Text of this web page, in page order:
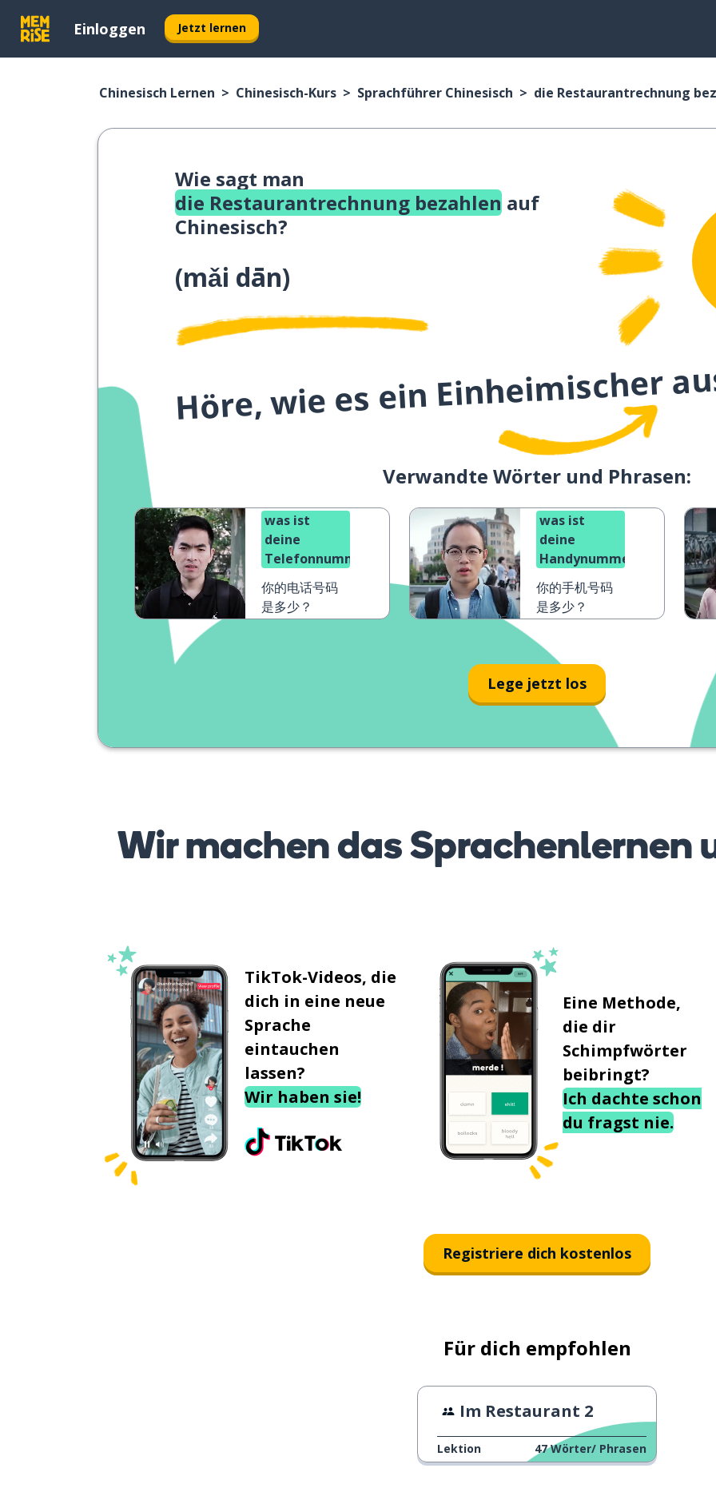
Einloggen Jetzt lernen
Chinesisch Lernen Chinesisch-Kurs Sprachführer Chinesisch die Restaurantrechnung
Wie sagt man
die Restaurantrechnung bezahlen auf
Chinesisch?
(mǎi dān)
Höre, wie es ein Einheimischer
Verwandte Wörter und Phrasen:
was ist
deine
Telefonnummer?
你的电话号码
是多少？
was ist
deine
Handynummer?
你的手机号码
是多少？
Lege jetzt los
Wir machen das Sprachenlernen
TikTok-Videos, die
dich in eine neue
Sprache
eintauchen
lassen?
Wir haben sie!
Eine Methode,
die dir
Schimpfwörter
beibringt?
Ich dachte schon
du fragst nie.
Registriere dich kostenlos
Für dich empfohlen
Im Restaurant 2
Lektion 47 Wörter/ Phrasen